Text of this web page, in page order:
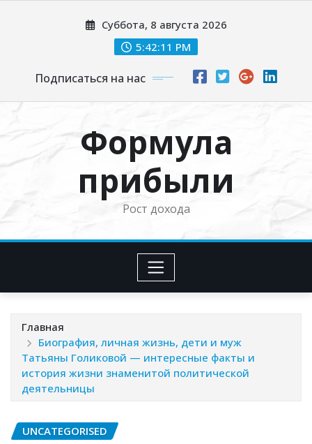
Суббота, 8 августа 2026
5:42:12 PM
Подписаться на нас
Формула
прибыли
Рост дохода
Главная
Биография, личная жизнь, дети и муж
Татьяны Голиковой — интересные факты и
история жизни знаменитой политической
деятельницы
UNCATEGORISED